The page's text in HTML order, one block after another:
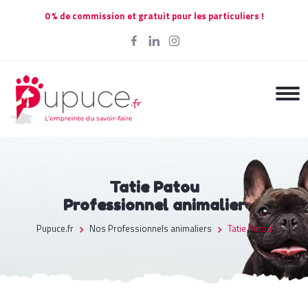
0 % de commission et gratuit pour les particuliers !
Tatie Patou
Professionnel animalier
Pupuce.fr Nos Professionnels animaliers Tatie Patou